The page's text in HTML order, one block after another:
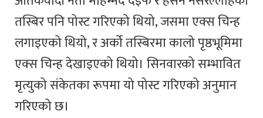
तस्बिर पनि पोस्ट गरिएको थियो, जसमा एक्स चिन्ह
लगाइएको थियो, र अर्को तस्बिरमा कालो पृष्ठभूमिमा
एक्स चिन्ह देखाइएको थियो। सिनवारको सम्भावित
मृत्युको संकेतका रूपमा यो पोस्ट गरिएको अनुमान
गरिएको छ।